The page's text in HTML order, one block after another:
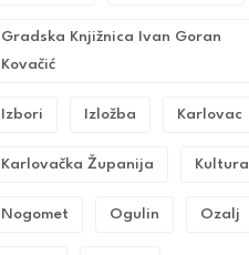
Gradska Knjižnica Ivan Goran
Kovačić
Izbori Izložba Karlovac
Karlovačka Županija Kultura
Nogomet Ogulin Ozalj